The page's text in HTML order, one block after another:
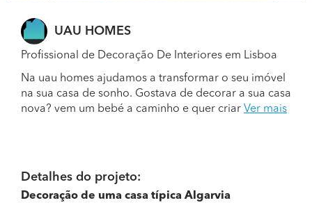
UAU HOMES
Profissional de Decoração De Interiores em Lisboa
Na uau homes ajudamos a transformar o seu imóvel
na sua casa de sonho. Gostava de decorar a sua casa
nova? vem um bebé a caminho e quer criar Ver mais
Detalhes do projeto:
Decoração de uma casa típica Algarvia